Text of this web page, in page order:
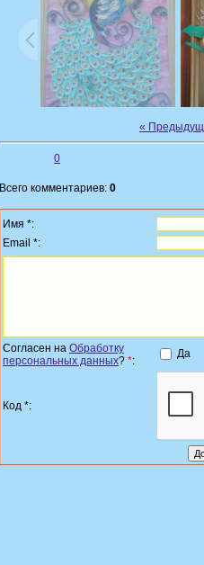
«
0
Всего комментариев: 0
Имя *:
Email *:
Согласен на Обработку
персональных данных? *:
Да
Код *: